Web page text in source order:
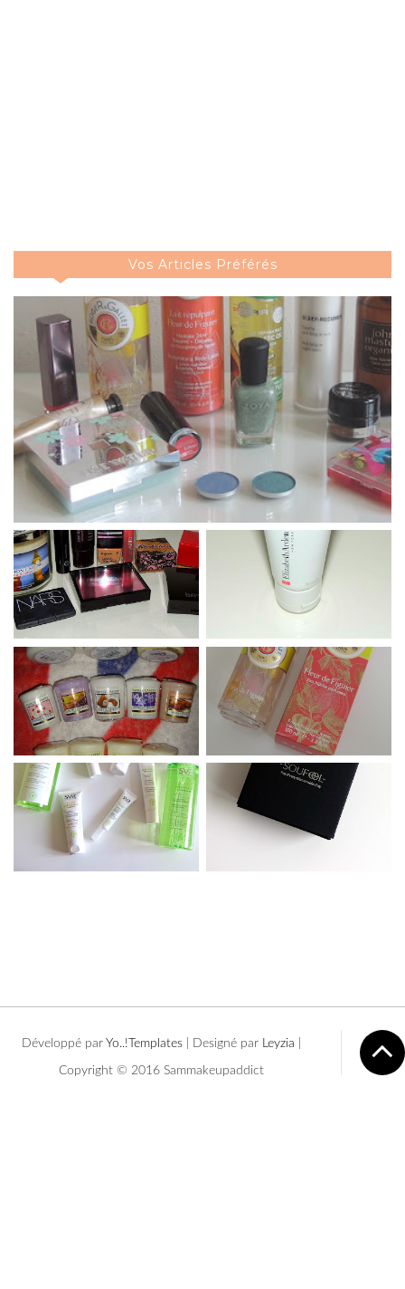
Vos Articles Préférés
Développé par Yo..!Templates | Designé par Leyzia
Copyright © 2016 Sammakeupaddict